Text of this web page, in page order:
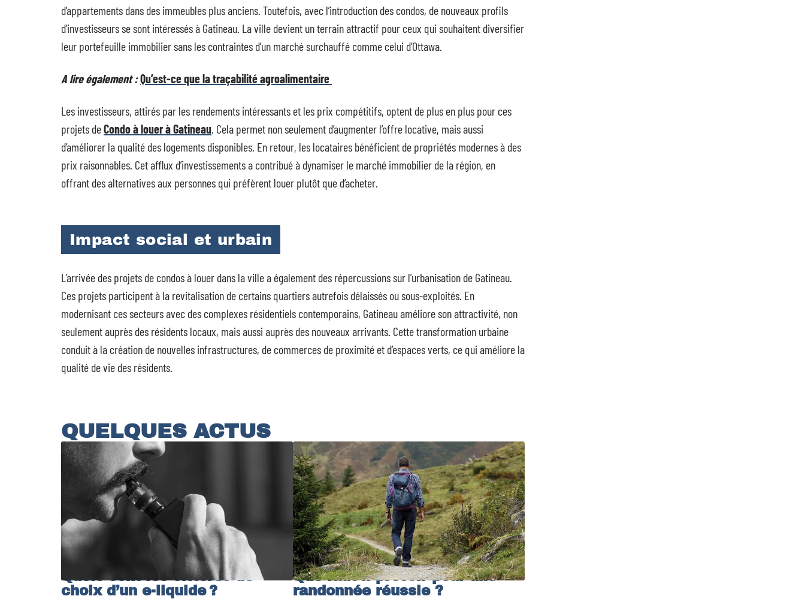
d’appartements dans des immeubles plus anciens. Toutefois, avec l’introduction des condos, de nouveaux profils
d’investisseurs se sont intéressés à Gatineau. La ville devient un terrain attractif pour ceux qui souhaitent diversifier
leur portefeuille immobilier sans les contraintes d’un marché surchauffé comme celui d’Ottawa.
A lire également :Qu’est-ce que la traçabilité agroalimentaire
Les investisseurs, attirés par les rendements intéressants et les prix compétitifs, optent de plus en plus pour ces
projets deCondo à louer à Gatineau. Cela permet non seulement d’augmenter l’offre locative, mais aussi
d’améliorer la qualité des logements disponibles. En retour, les locataires bénéficient de propriétés modernes à des
prix raisonnables. Cet afflux d’investissements a contribué à dynamiser le marché immobilier de la région, en
offrant des alternatives aux personnes qui préfèrent louer plutôt que d’acheter.
Impact social et urbain
L’arrivée des projets de condos à louer dans la ville a également des répercussions sur l’urbanisation de Gatineau.
Ces projets participent à la revitalisation de certains quartiers autrefois délaissés ou sous-exploités. En
modernisant ces secteurs avec des complexes résidentiels contemporains, Gatineau améliore son attractivité, non
seulement auprès des résidents locaux, mais aussi auprès des nouveaux arrivants. Cette transformation urbaine
conduit à la création de nouvelles infrastructures, de commerces de proximité et d’espaces verts, ce qui améliore la
qualité de vie des résidents.
QUELQUES ACTUS
Quels sont les critères de
choix d’un e-liquide ?
Que faut-il prévoir pour une
randonnée réussie ?